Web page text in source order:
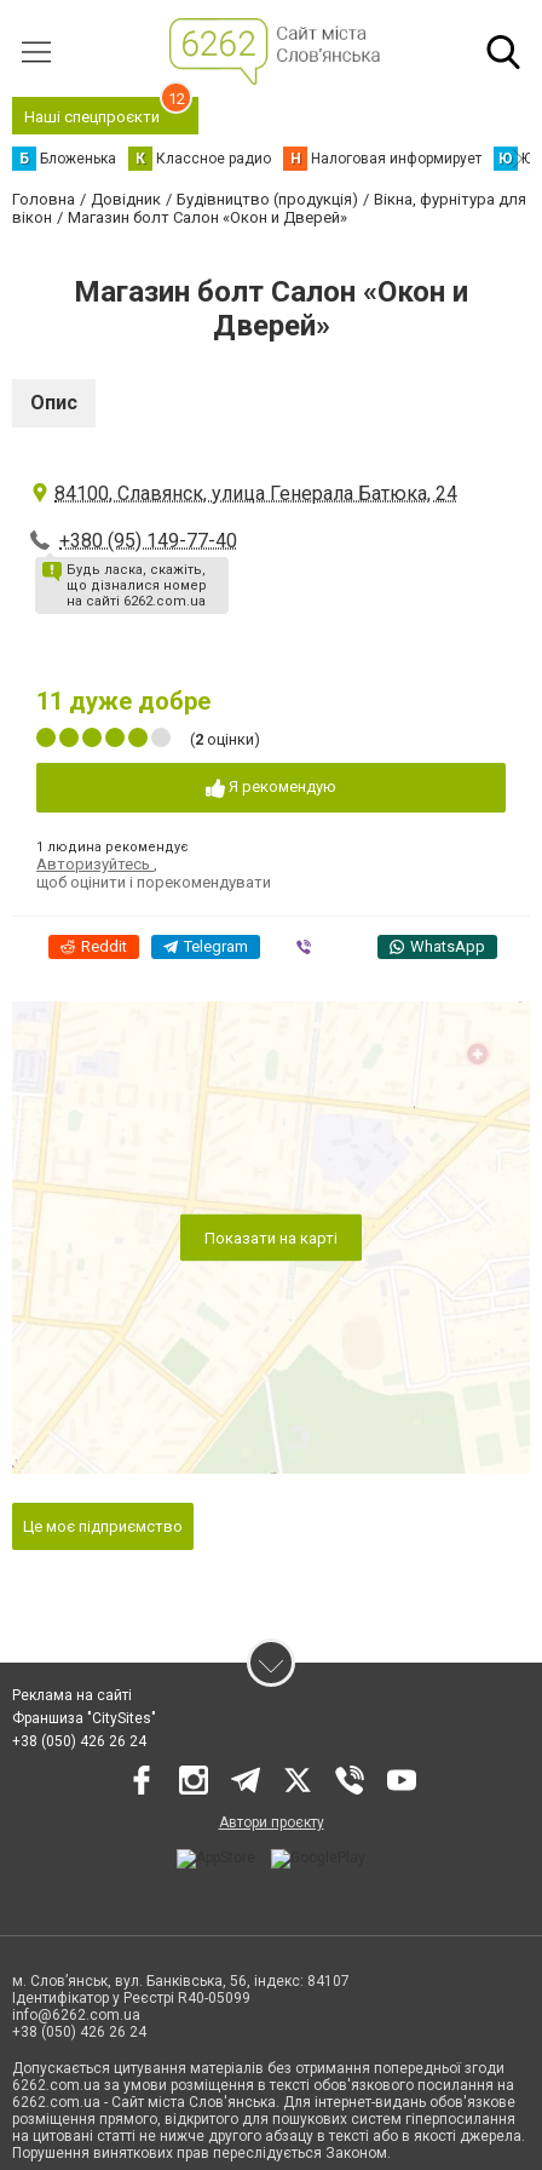
Наші спецпроєкти
12
Б Бложенька К Классное радио Н Налоговая информирует Ю
Головна Довідник Будівництво (продукція)
Вікна, фурнітура для
вікон
Магазин болт Салон «Окон и Дверей»
Магазин болт Салон «Окон и
Дверей»
Опис
84100, Славянск, улица Генерала Батюка, 24
+380 (95) 149-77-40
Будь ласка, скажіть,
що дізналися номер
на сайті 6262.com.ua
11 дуже добре
(2 оцінки)
Я рекомендую
1 людина рекомендує
Авторизуйтесь
щоб оцінити і порекомендувати
Reddit Telegram WhatsApp
Показати на карті
Це моє підприємство
Реклама на сайті
Франшиза "CitySites"
+38 (050) 426 26 24
Автори проєкту
м. Слов’янськ, вул. Банківська, 56, індекс: 84107
Ідентифікатор у Реєстрі R40-05099
info@6262.com.ua
+38 (050) 426 26 24
Допускається цитування матеріалів без отримання попередньої згоди
6262.com.ua за умови розміщення в тексті обов'язкового посилання на
6262.com.ua - Сайт міста Слов'янська. Для інтернет-видань обов'язкове
розміщення прямого, відкритого для пошукових систем гіперпосилання
на цитовані статті не нижче другого абзацу в тексті або в якості джерела.
Порушення виняткових прав переслідується Законом.